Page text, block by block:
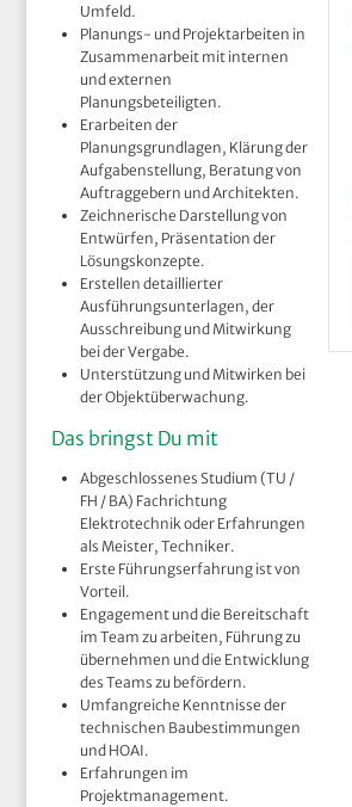
Umfeld.
Planungs- und Projektarbeiten in
Zusammenarbeit mit internen
und externen
Planungsbeteiligten.
Erarbeiten der
Planungsgrundlagen, Klärung der
Aufgabenstellung, Beratung von
Auftraggebern und Architekten.
Zeichnerische Darstellung von
Entwürfen, Präsentation der
Lösungskonzepte.
Erstellen detaillierter
Ausführungsunterlagen, der
Ausschreibung und Mitwirkung
bei der Vergabe.
Unterstützung und Mitwirken bei
der Objektüberwachung.
Das bringst Du mit
Abgeschlossenes Studium (TU /
FH / BA) Fachrichtung
Elektrotechnik oder Erfahrungen
als Meister, Techniker.
Erste Führungserfahrung ist von
Vorteil.
Engagement und die Bereitschaft
im Team zu arbeiten, Führung zu
übernehmen und die Entwicklung
des Teams zu befördern.
Umfangreiche Kenntnisse der
technischen Baubestimmungen
und HOAI.
Erfahrungen im
Projektmanagement.